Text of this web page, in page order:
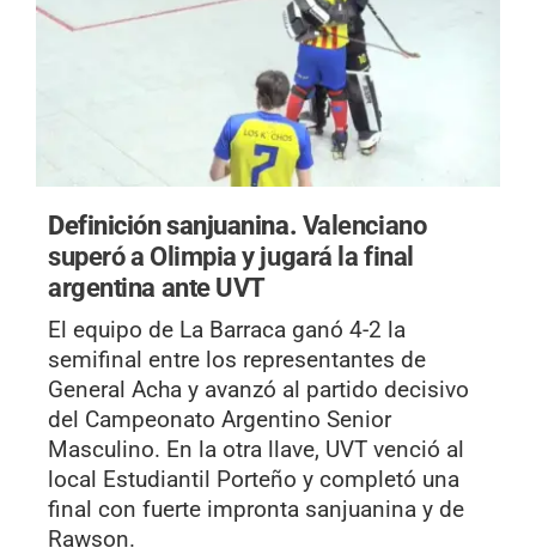
Definición sanjuanina. Valenciano
superó a Olimpia y jugará la final
argentina ante UVT
El equipo de La Barraca ganó 4-2 la
semifinal entre los representantes de
General Acha y avanzó al partido decisivo
del Campeonato Argentino Senior
Masculino. En la otra llave, UVT venció al
local Estudiantil Porteño y completó una
final con fuerte impronta sanjuanina y de
Rawson.